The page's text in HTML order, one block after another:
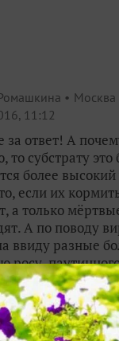
Москва
11:12
за ответ! А
то субстрату это
более
если их
а только
А по поводу
ввиду разные
росу,
что
меня дома
было никогда и я
огуречную